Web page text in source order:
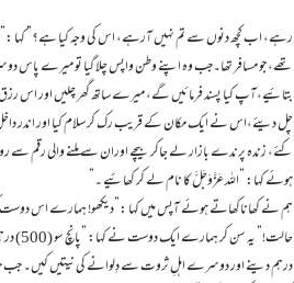
رہے، اب کچھ دنوں سے تم نہیں آرہے، اس کی وجہ کیا ہے؟” کہا
تھے، جو مسافر تھا۔جب وہ اپنے وطن واپس چلا گیا تو میرے
بتائیے،آپ کیا پسند فرمائیں گے، میرے ساتھ گھر چلیں اور اس
چل دیئے،اس نے ایک مکان کے قریب رک کر سلام کیا اور اندر داخل
کئے، زندہ پرندے بازار لے جاکر بیچے اوران سے ملنے والی رقم سے
ہوئے کہا: ”اللہ عَزَّوَجَلَّ کا نام لے کر کھائیے ۔”
ہم نے کھاناکھاتے ہوئے آپس میں کہا :”دیکھو! ہمارے اس